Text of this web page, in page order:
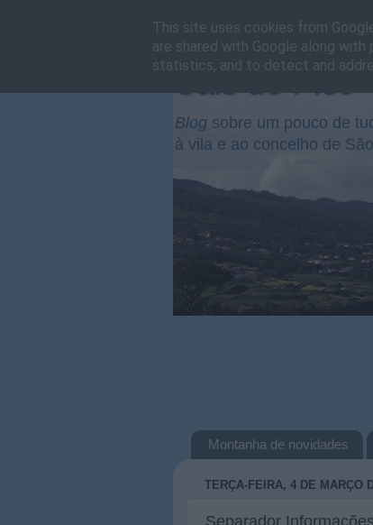
Cais do Pico
Blog sobre um pouco de
à vila e ao concelho de
Montanha de novidades
TERÇA-FEIRA, 4 DE MARÇO
Separador
This site uses cookies from
are shared with Google along
statistics, and to detect and